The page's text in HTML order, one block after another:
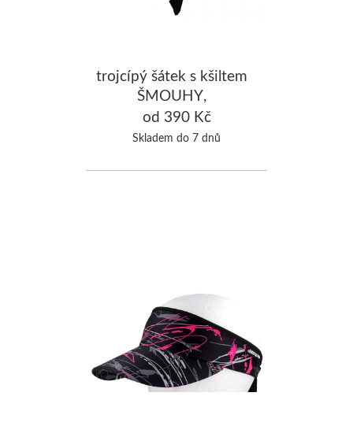
trojcípý šátek s kšiltem
ŠMOUHY,
černá/fuchsiová
od 390 Kč
Skladem do 7 dnů